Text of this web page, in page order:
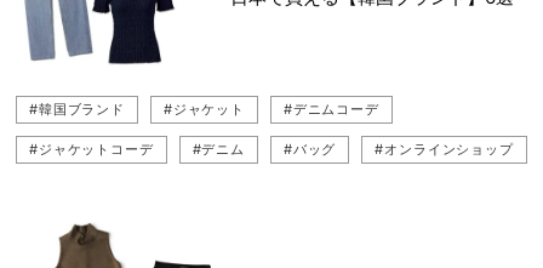
#韓国ブランド #ジャケット #デニムコーデ
#ジャケットコーデ #デニム #バッグ #オンラインショップ
#Tシャツ